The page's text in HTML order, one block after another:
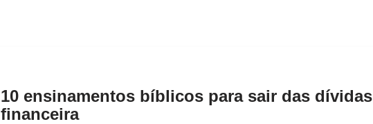
10 ensinamentos bíblicos para sair das
financeira